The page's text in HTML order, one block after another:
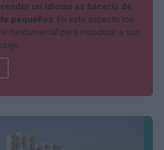
un idioma es hacerlo de
pequeños. En este aspecto los
fundamental para introducir a sus